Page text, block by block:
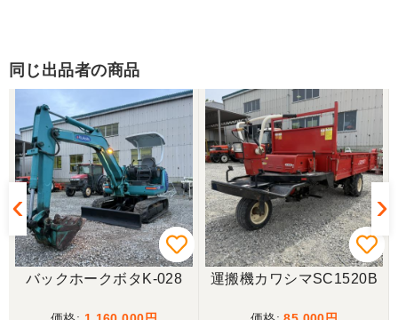
同じ出品者の商品
バックホークボタK-028 運搬機カワシマSC1520B